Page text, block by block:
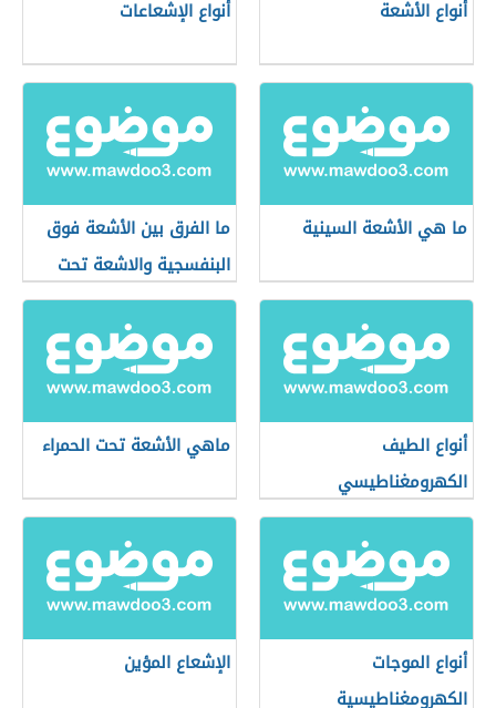
أنواع الأشعة أنواع الإشعاعات
ما هي الأشعة السينية
ما الفرق بين الأشعة فوق
البنفسجية والاشعة تحت
الحمراء
أنواع الطيف
الكهرومغناطيسي
ماهي الأشعة تحت الحمراء
أنواع الموجات
الكهرومغناطيسية
الإشعاع المؤين